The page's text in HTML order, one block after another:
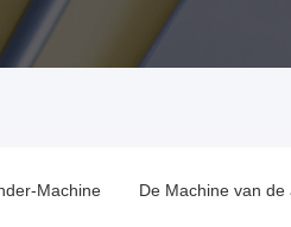
Machine De Machine van de